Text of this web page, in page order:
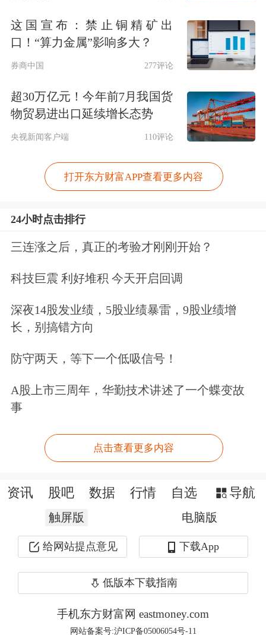
化、资本化运作，并打造“它博会”“文
旅消费季”等自主IP，深耕
宠物经济、
大文旅、大健康赛道。
作为西藏本土第一家旅游业上市公司，
西藏旅游董事长胡晓菲表示，公司把握
的地”及入境游政策持续放宽的双重机
验、可交付的世界级产品IP。
诞生于改革开放初期的金陵饭店是全国
首批大型涉外饭店。目前，该公司聚焦
品牌精益运营，持续推进“金陵”品牌焕
新标准落地。公司副总经理刘羽欣介
绍，公司凭借淮扬菜非遗技艺、五星级
品、孵化特色IP单品。
深耕科技重塑文旅新体验
条、重构产业生态格局，行业分化趋势
持续加剧。AI不仅能有效提升行业生产
效率，而且能深度挖掘并赋予IP情感价
值，助力经典IP立体焕新、长效活
化。”上海电影总经理戴运的一席话道
出科技对文旅行业的重要意义。
这国宣布：禁止铜精矿出
口！“算力金属”影响多大？
券商中国 277评论
超30万亿元！今年前7月我国货
物贸易进出口延续增长态势
央视新闻客户端 110评论
打开东方财富APP查看更多内容
24小时点击排行
三连涨之后，真正的考验才刚刚开始？
科技巨震 利好堆积 今天开启回调
深夜14股发业绩，5股业绩暴雷，9股业绩增
长，别搞错方向
防守两天，等下一个低吸信号！
A股上市三周年，华勤技术讲述了一个蝶变故
事
点击查看更多内容
资讯 股吧 数据 行情 自选 导航
触屏版 电脑版
给网站提点意见 下载App
低版本下载指南
手机东方财富网 eastmoney.com
网站备案号:沪ICP备05006054号-11